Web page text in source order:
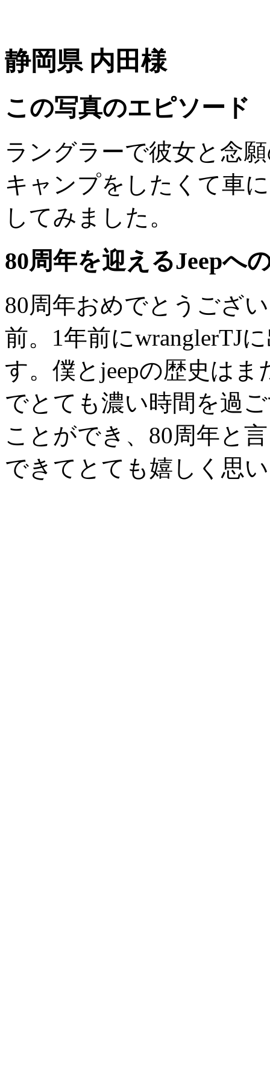
静岡県 内田様
この写真のエピソード
ラングラーで彼女と念
キャンプをしたくて車
してみました。
80周年を迎えるJeepへ
80周年おめでとうござ
前。1年前にwranglerTJ
す。僕とjeepの歴史は
でとても濃い時間を過
ことができ、80周年と
できてとても嬉しく思